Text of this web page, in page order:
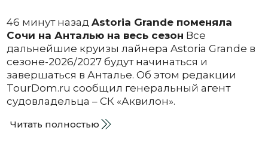
46 минут назад Astoria Grande поменяла
Сочи на Анталью на весь сезон Все
дальнейшие круизы лайнера Astoria Grande в
сезоне-2026/2027 будут начинаться и
завершаться в Анталье. Об этом редакции
TourDom.ru сообщил генеральный агент
судовладельца – СК «Аквилон».
Читать полностью